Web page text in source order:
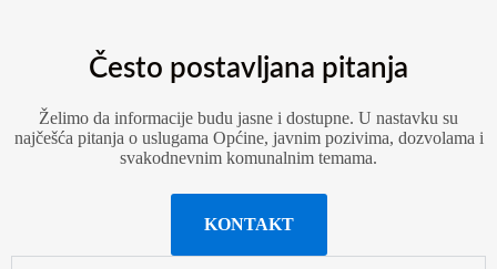
Često postavljana pitanja
Želimo da informacije budu jasne i dostupne. U nastavku su
najčešća pitanja o uslugama Općine, javnim pozivima, dozvolama i
svakodnevnim komunalnim temama.
KONTAKT